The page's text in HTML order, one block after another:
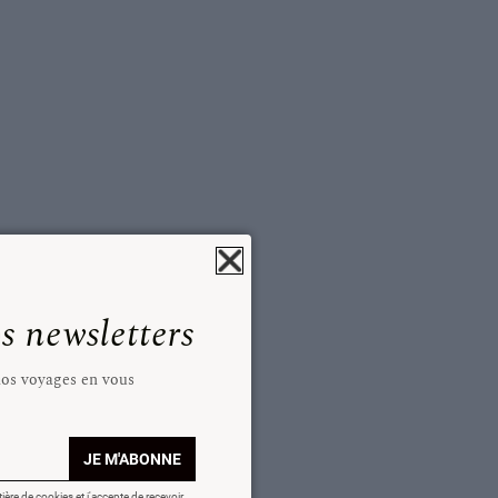
newsletters
voyages en vous
JE M'ABONNE